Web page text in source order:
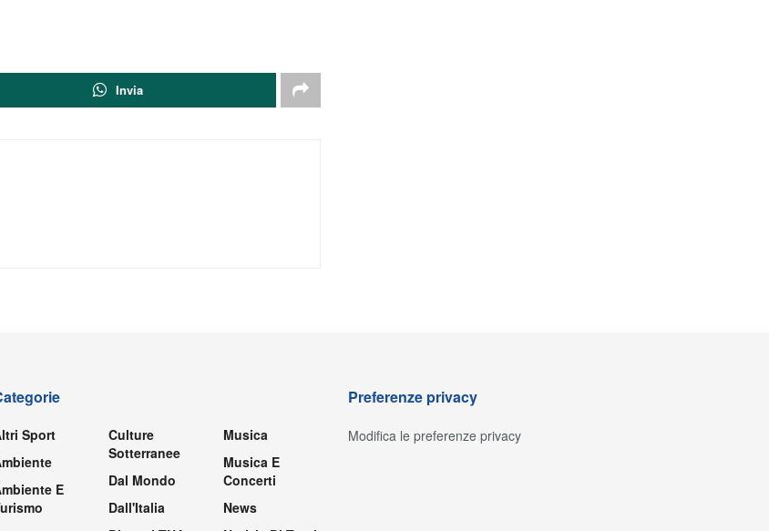
Invia
Sport
E
Culture
Sotterranee
Dal Mondo
Dall'Italia
Musica
Musica E
Concerti
News
Preferenze privacy
Modifica le preferenze privacy